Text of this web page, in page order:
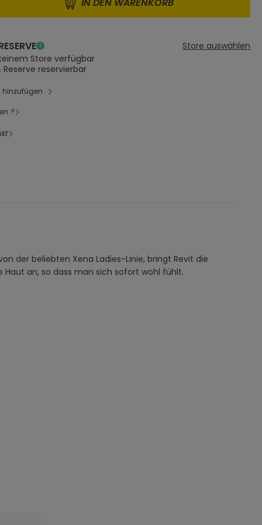
IN DEN WARENKORB
Store verfügbar
Reserve reservierbar
Store auswählen
hinzufügen
?
der beliebten Xena Ladies-Linie, bringt Revit die
Haut an, so dass man sich sofort wohl fühlt.